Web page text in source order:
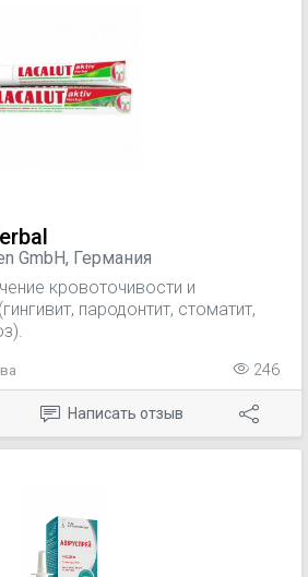
GmbH, Германия
кровоточивости и
пародонтит, стоматит,
246
Написать отзыв